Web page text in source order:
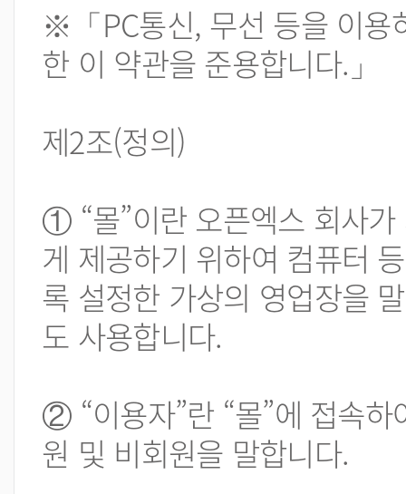
※「PC통신, 무선 등을 이용
한 이 약관을 준용합니다.」
제2조(정의)
① “몰”이란 오픈엑스 회사
게 제공하기 위하여 컴퓨터
록 설정한 가상의 영업장을
도 사용합니다.
② “이용자”란 “몰”에 접속
원 및 비회원을 말합니다.